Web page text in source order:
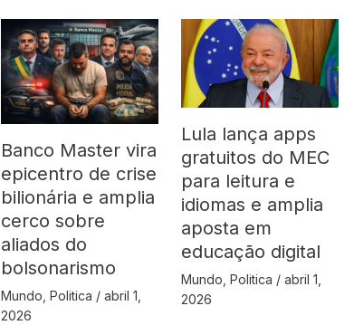
Banco Master vira
epicentro de crise
bilionária e amplia
cerco sobre
aliados do
bolsonarismo
Mundo ,Politica /abril 1,
2026
Lula lança apps
gratuitos do MEC
para leitura e
idiomas e amplia
aposta em
educação digital
Mundo ,Politica /abril 1,
2026